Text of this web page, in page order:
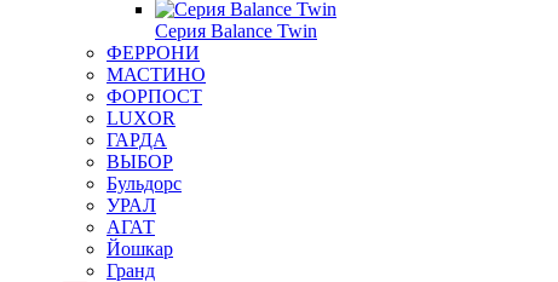
Серия Balance Twin
ФЕРРОНИ
МАСТИНО
ФОРПОСТ
LUXOR
ГАРДА
ВЫБОР
Бульдорс
УРАЛ
АГАТ
Йошкар
Гранд